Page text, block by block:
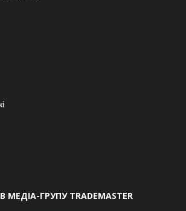
МЕДІА-ГРУПУ TRADEMASTER